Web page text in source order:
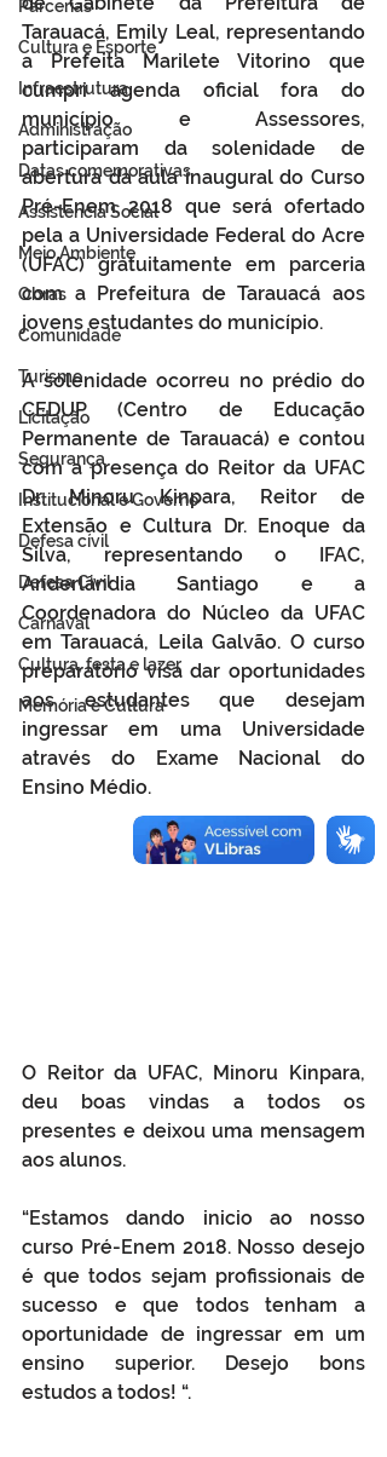
Parcerias
Cultura e Esporte
Infraestrutura
Administração
Datas comemorativas
Assistência Social
Meio Ambiente
Obras
Comunidade
Turismo
Licitação
Segurança
Institucional e Governo
Defesa cívil
Defesa Civil
Carnaval
Cultura, festa e lazer
Memória e Cultura
Tarauacá, Emily Leal, representando
a Prefeita Marilete Vitorino que
cumpri agenda oficial fora do
município e Assessores,
participaram da solenidade de
abertura da aula inaugural do Curso
Pré-Enem 2018 que será ofertado
pela a Universidade Federal do Acre
(UFAC) gratuitamente em parceria
com a Prefeitura de Tarauacá aos
jovens estudantes do município.
A solenidade ocorreu no prédio do
CEDUP (Centro de Educação
Permanente de Tarauacá) e contou
com a presença do Reitor da UFAC
Dr. Minoru Kinpara, Reitor de
Extensão e Cultura Dr. Enoque da
Silva, representando o IFAC,
Anderlândia Santiago e a
Coordenadora do Núcleo da UFAC
em Tarauacá, Leila Galvão. O curso
preparatório visa dar oportunidades
aos estudantes que desejam
ingressar em uma Universidade
através do Exame Nacional do
Ensino Médio.
O Reitor da UFAC, Minoru Kinpara,
deu boas vindas a todos os
presentes e deixou uma mensagem
aos alunos.
“Estamos dando inicio ao nosso
curso Pré-Enem 2018. Nosso desejo
é que todos sejam profissionais de
sucesso e que todos tenham a
oportunidade de ingressar em um
ensino superior. Desejo bons
estudos a todos! “.